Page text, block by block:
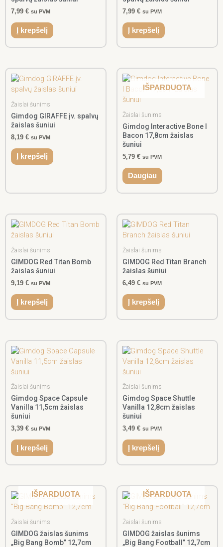
7,99 € su PVM
Į krepšelį
7,99 € su PVM
Į krepšelį
Žaislai šunims
Gimdog GIRAFFE įv. spalvų
žaislas šuniui
8,19 € su PVM
Į krepšelį
IŠPARDUOTA
Žaislai šunims
Gimdog Interactive Bone I
Bacon 17,8cm žaislas
šuniui
5,79 € su PVM
Daugiau
Žaislai šunims
GIMDOG Red Titan Bomb
žaislas šuniui
9,19 € su PVM
Į krepšelį
Žaislai šunims
GIMDOG Red Titan Branch
žaislas šuniui
6,49 € su PVM
Į krepšelį
Žaislai šunims
Gimdog Space Capsule
Vanilla 11,5cm žaislas
šuniui
3,39 € su PVM
Į krepšelį
Žaislai šunims
Gimdog Space Shuttle
Vanilla 12,8cm žaislas
šuniui
3,49 € su PVM
Į krepšelį
IŠPARDUOTA
Žaislai šunims
GIMDOG žaislas šunims
„Big Bang Bomb” 12,7cm
IŠPARDUOTA
Žaislai šunims
GIMDOG žaislas šunims
„Big Bang Football” 12,7cm